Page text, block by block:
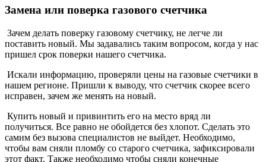
Замена или поверка газового счетчика
Зачем делать поверку газовому счетчику, не легче ли
поставить новый. Мы задавались таким вопросом, когда у нас
пришел срок поверки нашего счетчика.
Искали информацию, проверяли цены на газовые счетчики в
нашем регионе. Пришли к выводу, что счетчик скорее всего
исправен, зачем же менять на новый.
Купить новый и привинтить его на место вряд ли
получиться. Все равно не обойдется без хлопот. Сделать это
самим без вызова специалистов не выйдет. Необходимо,
чтобы вам сняли пломбу со старого счетчика, зафиксировали
этот факт. Также необходимо чтобы сняли конечные